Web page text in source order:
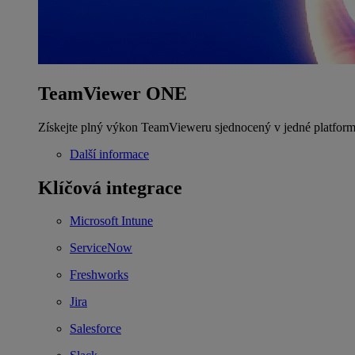
TeamViewer ONE
Získejte plný výkon TeamVieweru sjednocený v jedné
Další informace
Klíčová integrace
Microsoft Intune
ServiceNow
Freshworks
Jira
Salesforce